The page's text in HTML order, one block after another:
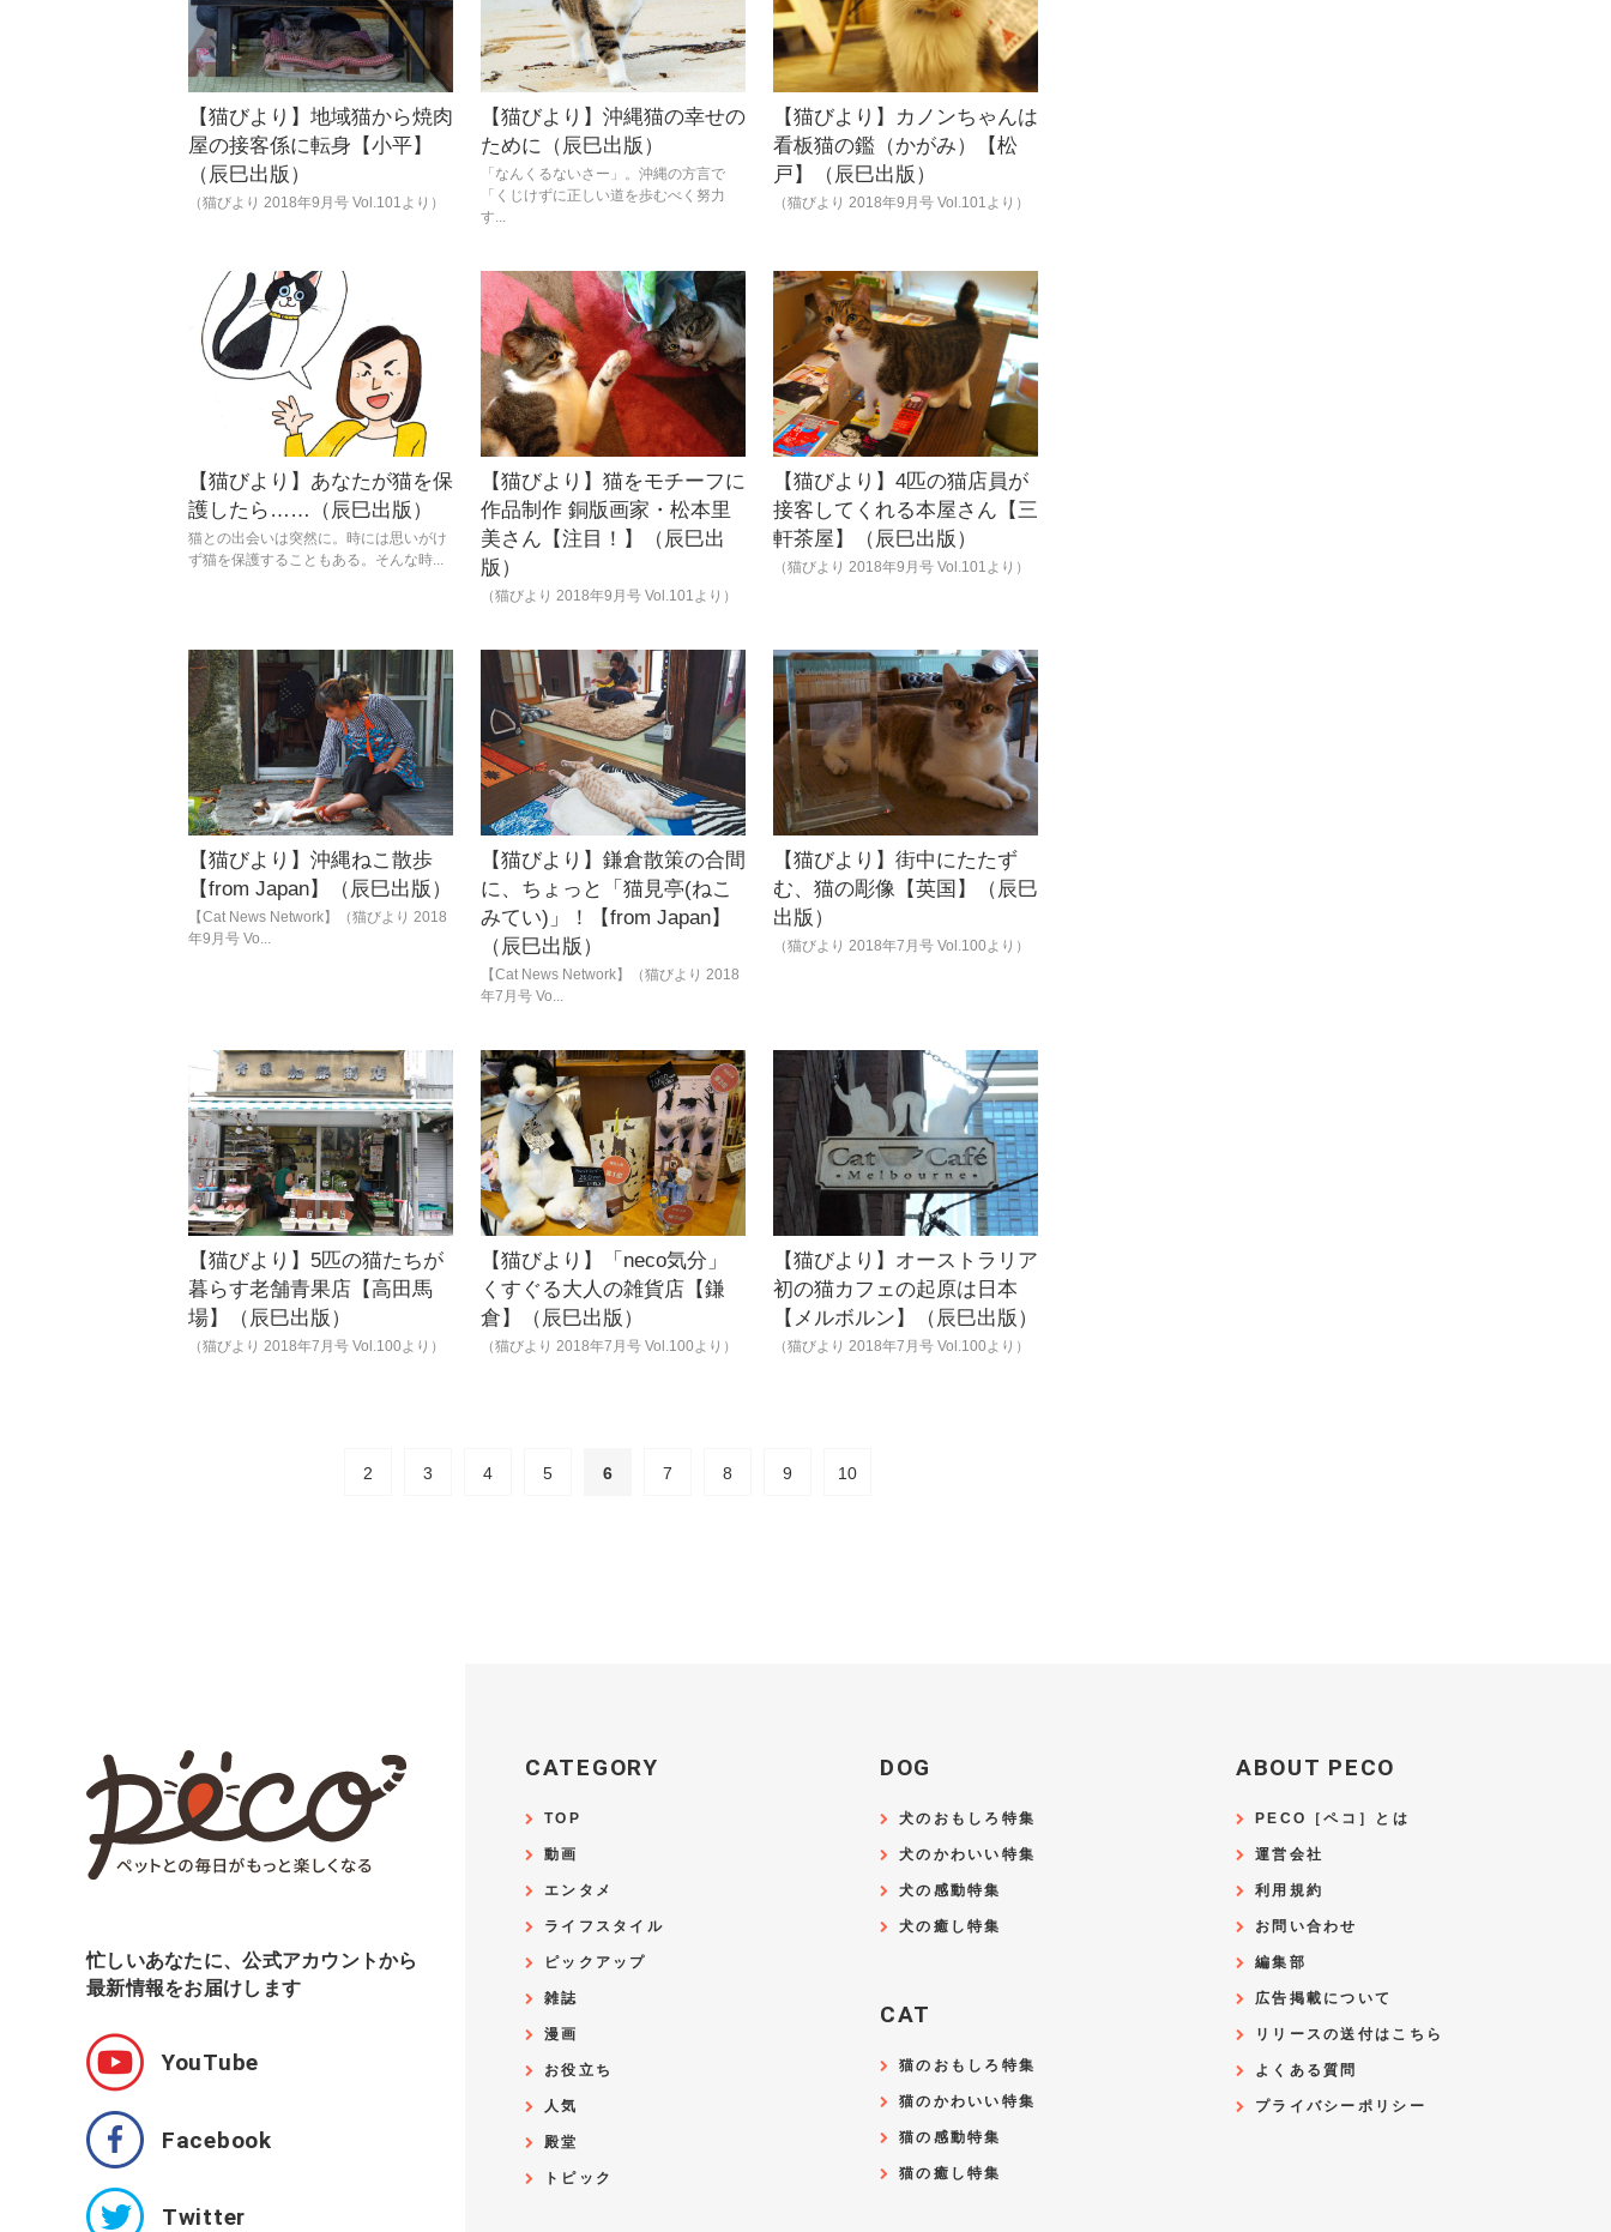
【猫びより】地域猫から焼肉
屋の接客係に転身【小平】
（辰巳出版）
（猫びより 2018年9月号 Vol.101より）
【猫びより】沖縄猫の幸せの
ために（辰巳出版）
「なんくるないさー」。沖縄の方言で
「くじけずに正しい道を歩むべく努力
す...
【猫びより】カノンちゃんは
看板猫の鑑（かがみ）【松
戸】（辰巳出版）
（猫びより 2018年9月号 Vol.101より）
【猫びより】あなたが猫を保
護したら……（辰巳出版）
猫との出会いは突然に。時には思いがけ
ず猫を保護することもある。そんな時...
【猫びより】猫をモチーフに
作品制作 銅版画家・松本里
美さん【注目！】（辰巳出
版）
（猫びより 2018年9月号 Vol.101より）
【猫びより】4匹の猫店員が
接客してくれる本屋さん【三
軒茶屋】（辰巳出版）
（猫びより 2018年9月号 Vol.101より）
【猫びより】沖縄ねこ散歩
【from Japan】（辰巳出版）
【Cat News Network】（猫びより 2018
年9月号 Vo...
【猫びより】鎌倉散策の合間
に、ちょっと「猫見亭(ねこ
みてい)」！【from Japan】
（辰巳出版）
【Cat News Network】（猫びより 2018
年7月号 Vo...
【猫びより】街中にたたず
む、猫の彫像【英国】（辰巳
出版）
（猫びより 2018年7月号 Vol.100より）
【猫びより】5匹の猫たちが
暮らす老舗青果店【高田馬
場】（辰巳出版）
（猫びより 2018年7月号 Vol.100より）
【猫びより】「neco気分」
くすぐる大人の雑貨店【鎌
倉】（辰巳出版）
（猫びより 2018年7月号 Vol.100より）
【猫びより】オーストラリア
初の猫カフェの起原は日本
【メルボルン】（辰巳出版）
（猫びより 2018年7月号 Vol.100より）
2 3 4 5 6 7 8 9 10
忙しいあなたに、公式アカウントから
最新情報をお届けします
YouTube
Facebook
Twitter
CATEGORY
TOP
動画
エンタメ
ライフスタイル
ピックアップ
雑誌
漫画
お役立ち
人気
殿堂
トピック
DOG
犬のおもしろ特集
犬のかわいい特集
犬の感動特集
犬の癒し特集
CAT
猫のおもしろ特集
猫のかわいい特集
猫の感動特集
猫の癒し特集
ABOUT PECO
PECO［ペコ］とは
運営会社
利用規約
お問い合わせ
編集部
広告掲載について
リリースの送付はこちら
よくある質問
プライバシーポリシー